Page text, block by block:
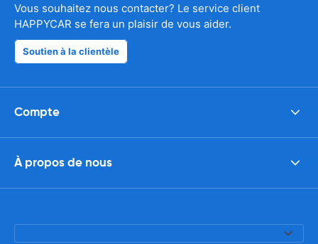
Vous souhaitez nous contacter? Le service client
HAPPYCAR se fera un plaisir de vous aider.
Soutien à la clientèle
Compte
À propos de nous